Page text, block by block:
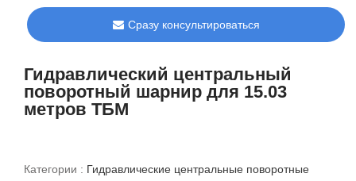
Сразу консультироваться
Гидравлический центральный
поворотный шарнир для 15.03
метров ТБМ
Категории : Гидравлические центральные поворотные